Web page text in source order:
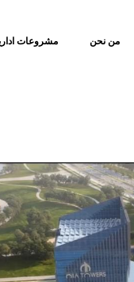
من نحن مشروعات